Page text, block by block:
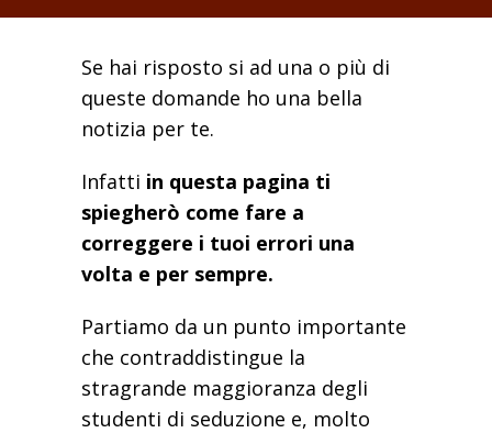
Se hai risposto si ad una o più di
queste domande ho una bella
notizia per te.
Infatti in questa pagina ti
spiegherò come fare a
correggere i tuoi errori una
volta e per sempre.
Partiamo da un punto importante
che contraddistingue la
stragrande maggioranza degli
studenti di seduzione e, molto